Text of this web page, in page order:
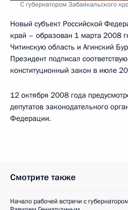
С губернатором Забайкальского
Новый субъект Российской
край – образован 1 марта 2008
Читинскую область и Агинский
Президент подписал
конституционный закон в июле
12 октября 2008 года
депутатов законодательного
Федерации.
Смотрите также
Начало рабочей встречи с